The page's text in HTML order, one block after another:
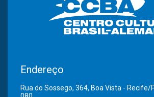
Endereço
Rua do Sossego, 364, Boa Vista - Recife/